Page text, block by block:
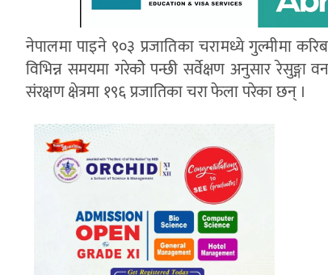
नेपालमा पाइने ९०३ प्रजातिका चरामध्ये गुल्मीमा
विभिन्न समयमा गरेकोे पन्छी सर्वेक्षण अनुसार रेसुङ्गा
संरक्षण क्षेत्रमा १९६ प्रजातिका चरा फेला परेका छन् ।